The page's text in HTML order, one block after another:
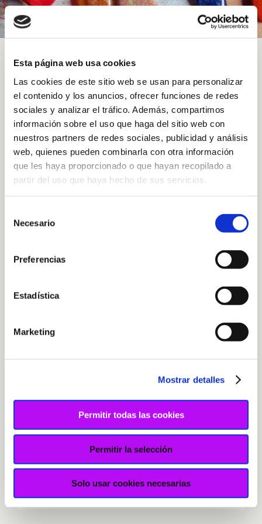
Esta página web usa cookies
Las cookies de este sitio web se usan para personalizar
el contenido y los anuncios, ofrecer funciones de redes
sociales y analizar el tráfico. Además, compartimos
información sobre el uso que haga del sitio web con
nuestros partners de redes sociales, publicidad y análisis
web, quienes pueden combinarla con otra información
que les haya proporcionado o que hayan recopilado a
partir del uso que haya hecho de sus servicios.
Necesario
Preferencias
Estadística
Marketing
Mostrar detalles
Permitir todas las cookies
Permitir la selección
Solo usar cookies necesarias
Sort byDate
Show12 Products
Pulseras de macramé animal print
25,00€
Seleccionar opciones Details